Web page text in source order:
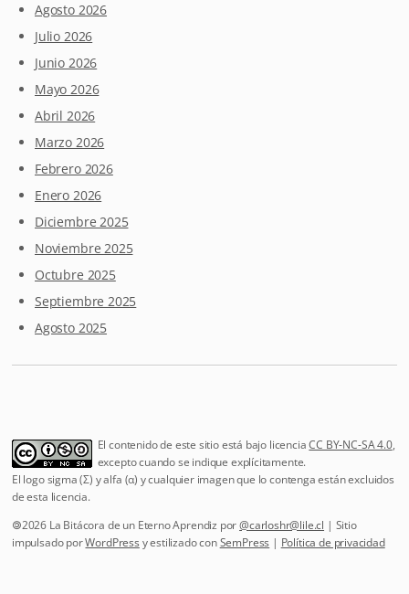
Agosto 2026
Julio 2026
Junio 2026
Mayo 2026
Abril 2026
Marzo 2026
Febrero 2026
Enero 2026
Diciembre 2025
Noviembre 2025
Octubre 2025
Septiembre 2025
Agosto 2025
El contenido de este sitio está bajo licenciaCC BY-NC-SA 4.0,
excepto cuando se indique explícitamente.
El logo sigma (Σ) y alfa (α) y cualquier imagen que lo contenga están excluidos
de esta licencia.
🄯2026 La Bitácora de un Eterno Aprendiz por@carloshr@lile.cl | Sitio
impulsado porWordPress y estilizado conSemPress | Política de privacidad